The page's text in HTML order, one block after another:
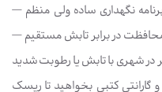
برنامه نگهداری ساده ولی منظم —
بررسی نوارها هر ۶ ماه و محافظت در برابر تابش مستقیم —
در شهری با تابش یا رطوبت شدید
کتبی بخواهید تا ریسک